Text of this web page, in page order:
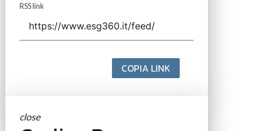
RSS link
COPIA LINK
close